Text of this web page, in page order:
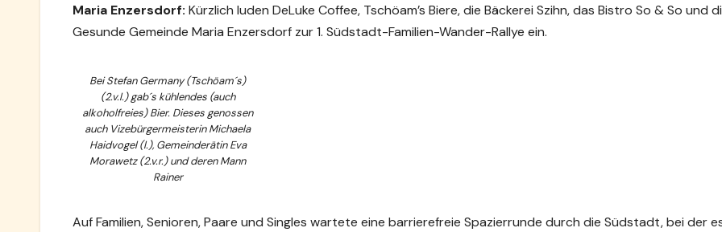
Maria Enzersdorf: Kürzlich luden DeLuke Coffee, Tschöam’s Biere, die Bäckerei Szihn, das Bistro So & So und
Gesunde Gemeinde Maria Enzersdorf zur 1. Südstadt-Familien-Wander-Rallye ein.
Bei Stefan Germany (Tschöam´s)
(2.v.l.) gab´s kühlendes (auch
alkoholfreies) Bier. Dieses genossen
auch Vizebürgermeisterin Michaela
Haidvogel (l.), Gemeinderätin Eva
Morawetz (2.v.r.) und deren Mann
Rainer
Auf Familien, Senioren, Paare und Singles wartete eine barrierefreie Spazierrunde durch die Südstadt, bei der